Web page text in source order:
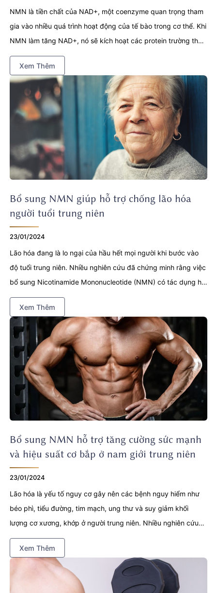
NMN là tiền chất của NAD+, một coenzyme quan trọng tham
gia vào nhiều quá trình hoạt động của tế bào trong cơ thể. Khi
NMN làm tăng NAD+, nó sẽ kích hoạt các protein trường thọ,
đặc biệt là Sirt3 (đóng vai trò quan trọng trong chức năng
của ty thể và tế bào gốc). Sirt3 được kích hoạt bởi NMN sẽ
giúp thúc đẩy sự phát triển của tế bào gốc, từ đó chống lại
quá trình lão hóa, cải thiện sức khỏe và kéo dài tuổi thọ.
Xem Thêm
Bổ sung NMN giúp hỗ trợ chống lão hóa
người tuổi trung niên
23/01/2024
Lão hóa đang là lo ngại của hầu hết mọi người khi bước vào
độ tuổi trung niên. Nhiều nghiên cứu đã chứng minh rằng việc
bổ sung Nicotinamide Mononucleotide (NMN) có tác dụng hỗ
trợ chống lão hóa khi bước sang độ tuổi trung niên hiệu quả.
Xem Thêm
Bổ sung NMN hỗ trợ tăng cường sức mạnh
và hiệu suất cơ bắp ở nam giới trung niên
23/01/2024
Lão hóa là yếu tố nguy cơ gây nên các bệnh nguy hiểm như
béo phì, tiểu đường, tim mạch, ung thư và suy giảm khối
lượng cơ xương, khớp ở người trung niên. Nhiều nghiên cứu
đã chứng minh rằng việc bổ sung Nicotinamide
Mononucleotide (NMN) có tác dụng hỗ trợ tăng cường sức
mạnh và hiệu suất cơ bắp ở nam giới trung niên hiệu quả.
Xem Thêm